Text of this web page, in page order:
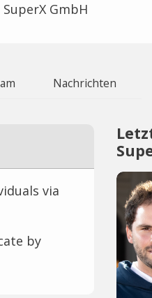
SuperX GmbH
Nachrichten
via
by